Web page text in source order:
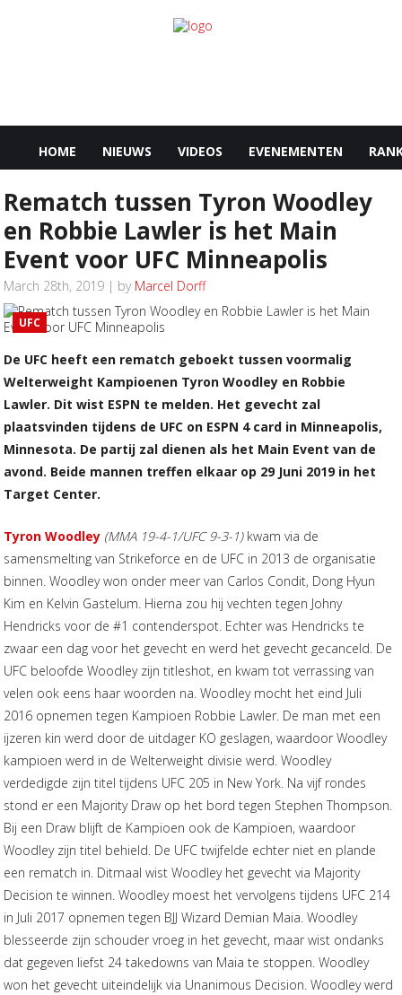
HOME NIEUWS VIDEOS EVENEMENTEN
Rematch tussen Tyron Woodley
en Robbie Lawler is het Main
Event voor UFC Minneapolis
March 28th, 2019 | by Marcel Dorff
UFC
De UFC heeft een rematch geboekt tussen voormalig
Welterweight Kampioenen Tyron Woodley en Robbie
Lawler. Dit wist ESPN te melden. Het gevecht zal
plaatsvinden tijdens de UFC on ESPN 4 card in Minneapolis,
Minnesota. De partij zal dienen als het Main Event van de
avond. Beide mannen treffen elkaar op 29 Juni 2019 in het
Target Center.
Tyron Woodley (MMA 19-4-1/UFC 9-3-1)kwam via de
samensmelting van Strikeforce en de UFC in 2013 de organisatie
binnen. Woodley won onder meer van Carlos Condit, Dong Hyun
Kim en Kelvin Gastelum. Hierna zou hij vechten tegen Johny
Hendricks voor de #1 contenderspot. Echter was Hendricks te
zwaar een dag voor het gevecht en werd het gevecht gecanceld. De
UFC beloofde Woodley zijn titleshot, en kwam tot verrassing van
velen ook eens haar woorden na. Woodley mocht het eind Juli
2016 opnemen tegen Kampioen Robbie Lawler. De man met een
ijzeren kin werd door de uitdager KO geslagen, waardoor Woodley
kampioen werd in de Welterweight divisie werd. Woodley
verdedigde zijn titel tijdens UFC 205 in New York. Na vijf rondes
stond er een Majority Draw op het bord tegen Stephen Thompson.
Bij een Draw blijft de Kampioen ook de Kampioen, waardoor
Woodley zijn titel behield. De UFC twijfelde echter niet en plande
een rematch in. Ditmaal wist Woodley het gevecht via Majority
Decision te winnen. Woodley moest het vervolgens tijdens UFC 214
in Juli 2017 opnemen tegen BJJ Wizard Demian Maia. Woodley
blesseerde zijn schouder vroeg in het gevecht, maar wist ondanks
dat gegeven liefst 24 takedowns van Maia te stoppen. Woodley
won het gevecht uiteindelijk via Unanimous Decision. Woodley werd